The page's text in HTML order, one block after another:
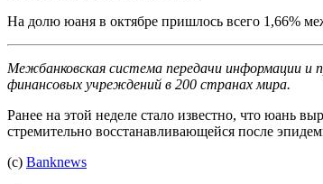
На долю юаня в октябре пришлось всего 1,66%
Межбанковская система передачи информации и
финансовых учреждений в 200 странах мира.
Ранее на этой неделе стало известно, что юань
стремительно восстанавливающейся после
(с) Banknews